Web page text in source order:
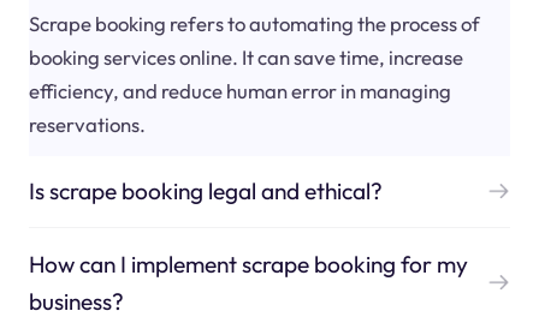
Scrape booking refers to automating the process of
booking services online. It can save time, increase
efficiency, and reduce human error in managing
reservations.
Is scrape booking legal and ethical?
How can I implement scrape booking for my
business?